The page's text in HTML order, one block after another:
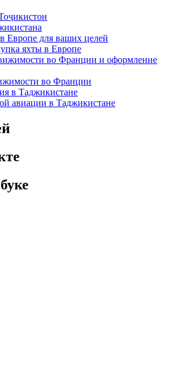
Европе для ваших целей
яхты в Европе
во Франции и оформление
во Франции
в Таджикистане
авиации в Таджикистане